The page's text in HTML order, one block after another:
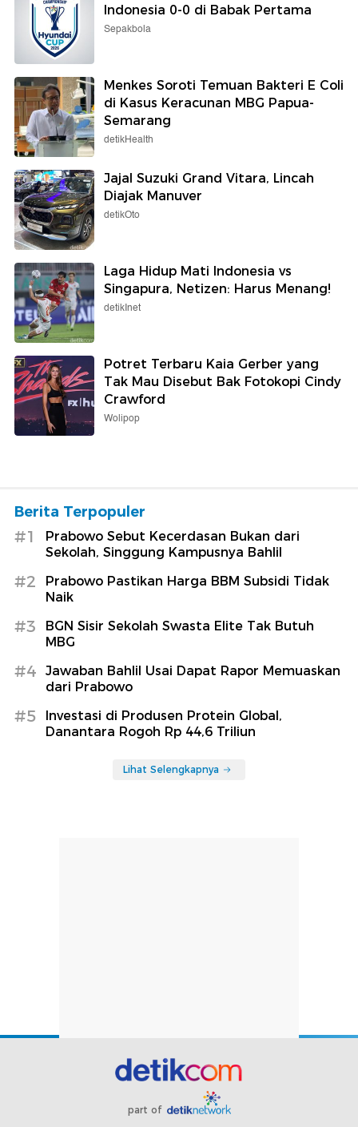
Indonesia 0-0 di Babak Pertama
Sepakbola
Menkes Soroti Temuan Bakteri E Coli
di Kasus Keracunan MBG Papua-
Semarang
detikHealth
Jajal Suzuki Grand Vitara, Lincah
Diajak Manuver
detikOto
Laga Hidup Mati Indonesia vs
Singapura, Netizen: Harus Menang!
detikInet
Potret Terbaru Kaia Gerber yang
Tak Mau Disebut Bak Fotokopi Cindy
Crawford
Wolipop
Berita Terpopuler
#1
Prabowo Sebut Kecerdasan Bukan dari
Sekolah, Singgung Kampusnya Bahlil
#2
Prabowo Pastikan Harga BBM Subsidi Tidak
Naik
#3
BGN Sisir Sekolah Swasta Elite Tak Butuh
MBG
#4
Jawaban Bahlil Usai Dapat Rapor Memuaskan
dari Prabowo
#5
Investasi di Produsen Protein Global,
Danantara Rogoh Rp 44,6 Triliun
Lihat Selengkapnya
part of